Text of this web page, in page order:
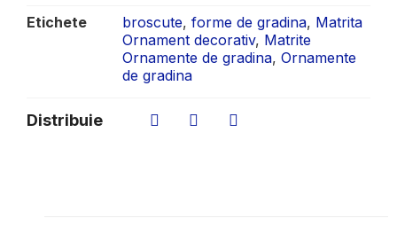
Etichete
broscute, forme de gradina, Matrita
Ornament decorativ, Matrite
Ornamente de gradina, Ornamente
de gradina
Distribuie